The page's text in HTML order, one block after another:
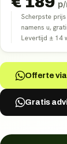
Scherpste
namens u,
Levertijd ± 14
Offerte
Gratis